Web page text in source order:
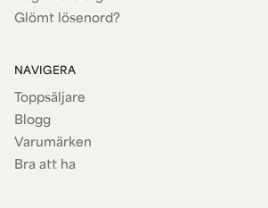
Glömt lösenord?
NAVIGERA
Toppsäljare
Blogg
Varumärken
Bra att ha